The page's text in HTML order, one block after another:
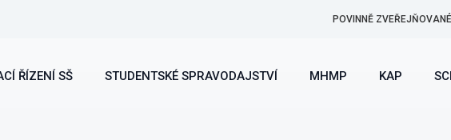
POVINNĚ
ŘÍZENÍ SŠ STUDENTSKÉ SPRAVODAJSTVÍ MHMP KAP